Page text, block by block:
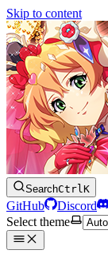
Skip to content
SearchCtrlK
GitHub Discord
Select theme